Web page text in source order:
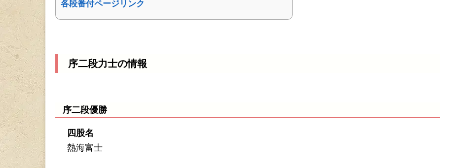
各段番付ページリンク
序二段力士の情報
序二段優勝
四股名
熱海富士